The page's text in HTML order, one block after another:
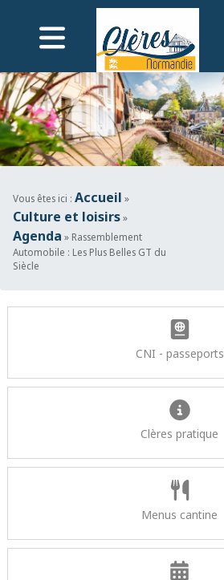
Vous êtes ici : Accueil »
Culture et loisirs»
Agenda » Rassemblement
Automobile : Les Plus Belles GT du
Siècle
CNI - passeports
Clères pratique
Menus cantine